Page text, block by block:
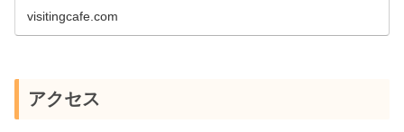
visitingcafe.com
アクセス